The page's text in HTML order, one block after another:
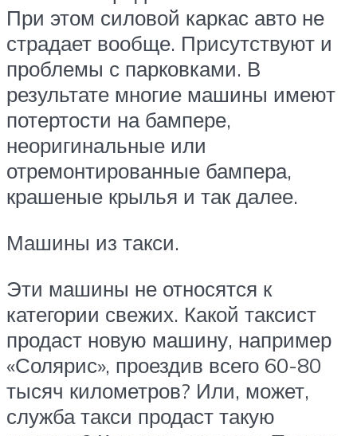
При этом силовой каркас авто не
страдает вообще. Присутствуют и
проблемы с парковками. В
результате многие машины имеют
потертости на бампере,
неоригинальные или
отремонтированные бампера,
крашеные крылья и так далее.
Машины из такси.
Эти машины не относятся к
категории свежих. Какой таксист
продаст новую машину, например
«Солярис», проездив всего 60-80
тысяч километров? Или, может,
служба такси продаст такую